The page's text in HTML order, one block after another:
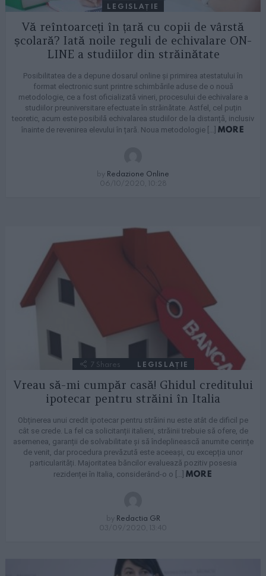
LEGISLAȚIE
Vă reîntoarceți în țară cu copii de vârstă
școlară? Iată noile reguli de echivalare ON-
LINE a studiilor din străinătate
Posibilitatea de a depune dosarul online și primirea atestatului în
format electronic sunt printre schimbările aduse de o nouă
metodologie, ce a fost oficializată vineri, procesului de echivalare a
studiilor preuniversitare efectuate în străinătate. Astfel, cel puțin
teoretic, acum este posibilă echivalarea studiilor de la distanță, inclusiv
înainte de revenirea elevului în țară. Noua metodologie […] MORE
by Redazione Online
06/10/2020, 10:28
7 Shares LEGISLAȚIE
Vreau să-mi cumpăr casă! Ghidul creditului
ipotecar pentru străini în Italia
Obținerea unui credit ipotecar pentru străini nu este atât de dificil pe
cât se crede. La fel ca solicitanții italieni, străinii trebuie să ofere, de
asemenea, garanții de solvabilitate și să îndeplinească anumite cerințe
de venit, dar procedura prevăzută este aceeași, cu excepția unor
particularități. Majoritatea băncilor evaluează pozitiv posesia
rezidenței în Italia, considerând-o o […] MORE
by Redactia GR
03/09/2020, 13:40